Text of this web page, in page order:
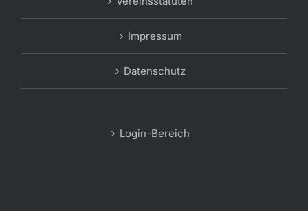
Impressum
Datenschutz
Login-Bereich